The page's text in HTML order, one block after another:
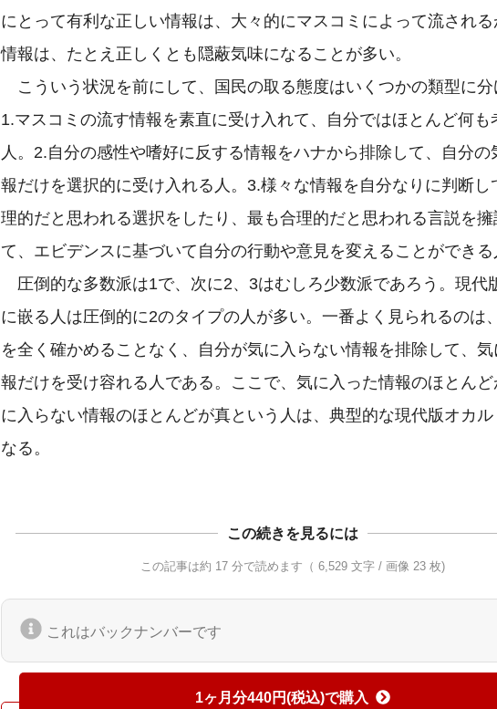
にとって有利な正しい情報は、大々的にマスコミによって流され
情報は、たとえ正しくとも隠蔽気味になることが多い。
こういう状況を前にして、国民の取る態度はいくつかの類型に
1.マスコミの流す情報を素直に受け入れて、自分ではほとんど何も
人。2.自分の感性や嗜好に反する情報をハナから排除して、自分の
報だけを選択的に受け入れる人。3.様々な情報を自分なりに判断し
理的だと思われる選択をしたり、最も合理的だと思われる言説を
て、エビデンスに基づいて自分の行動や意見を変えることができる
圧倒的な多数派は1で、次に2、3はむしろ少数派であろう。現代
に嵌る人は圧倒的に2のタイプの人が多い。一番よく見られるのは
を全く確かめることなく、自分が気に入らない情報を排除して、
報だけを受け容れる人である。ここで、気に入った情報のほとん
に入らない情報のほとんどが真という人は、典型的な現代版オカ
なる。
この続きを見るには
この記事は約 17 分で読めます（ 6,529 文字 / 画像 23 枚)
これはバックナンバーです
1ヶ月分440円(税込)で購入